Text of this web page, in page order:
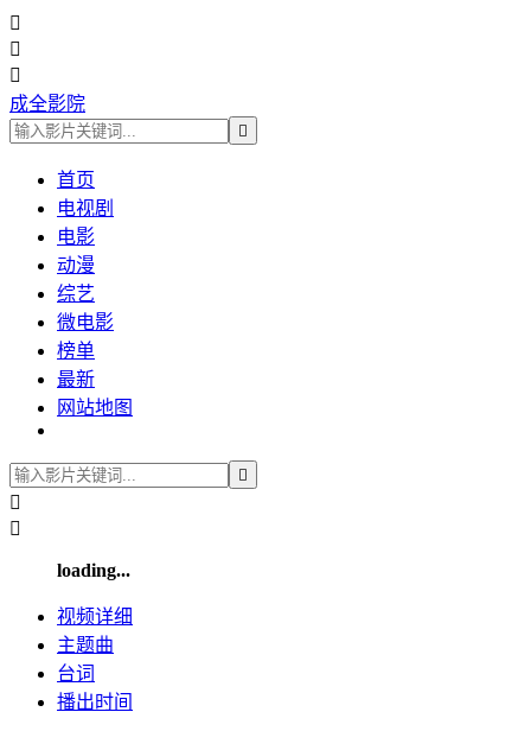



成全影院

首页
电视剧
电影
动漫
综艺
微电影
榜单
最新
网站地图



loading...
视频详细
主题曲
台词
播出时间